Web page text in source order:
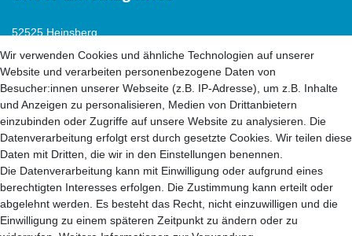
52525 Heinsberg
52538 Selfkant
52511 Geilenkirchen
52222 Stolberg
52428 Jülich
52499 Baesweiler
52477 Alsdorf
52531 Übach-Palenberg
52134 Herzogenrath
52070 Aachen
Wir verwenden Cookies und ähnliche Technologien auf unserer
Website und verarbeiten personenbezogene Daten von
Besucher:innen unserer Webseite (z.B. IP-Adresse), um z.B. Inhalte
und Anzeigen zu personalisieren, Medien von Drittanbietern
einzubinden oder Zugriffe auf unsere Website zu analysieren. Die
Datenverarbeitung erfolgt erst durch gesetzte Cookies. Wir teilen diese
Daten mit Dritten, die wir in den Einstellungen benennen.
Die Datenverarbeitung kann mit Einwilligung oder aufgrund eines
berechtigten Interesses erfolgen. Die Zustimmung kann erteilt oder
abgelehnt werden. Es besteht das Recht, nicht einzuwilligen und die
Einwilligung zu einem späteren Zeitpunkt zu ändern oder zu